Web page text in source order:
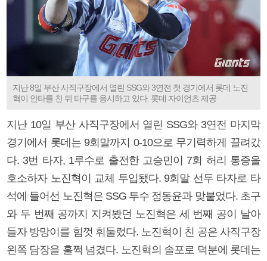
지난 8일 부산 사직구장에서 열린 SSG와 3연전 첫 경기에서 롯데 노진
혁이 안타를 친 뒤 타구를 응시하고 있다. 롯데 자이언츠 제공
지난 10일 부산 사직구장에서 열린 SSG와 3연전 마지막
경기에서 롯데는 9회말까지 0-10으로 무기력하게 끌려갔
다. 3번 타자, 1루수로 출전한 고승민이 7회 허리 통증을
호소하자 노진혁이 교체 투입됐다. 9회말 선두 타자로 타
석에 들어선 노진혁은 SSG 투수 정동윤과 맞붙었다. 초구
와 두 번째 공까지 지켜봤던 노진혁은 세 번째 공이 날아
들자 방망이를 힘껏 휘둘렀다. 노진혁이 친 공은 사직구장
왼쪽 담장을 훌쩍 넘겼다. 노진혁의 솔포로 덕분에 롯데는